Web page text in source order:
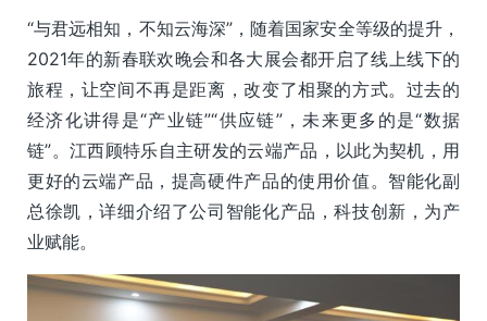
“与君远相知，不知云海深”，随着国家安全等级的提升，
2021年的新春联欢晚会和各大展会都开启了线上线下的
旅程，让空间不再是距离，改变了相聚的方式。过去的
经济化讲得是“产业链”“供应链”，未来更多的是“数据
链”。江西顾特乐自主研发的云端产品，以此为契机，用
更好的云端产品，提高硬件产品的使用价值。智能化副
总徐凯，详细介绍了公司智能化产品，科技创新，为产
业赋能。